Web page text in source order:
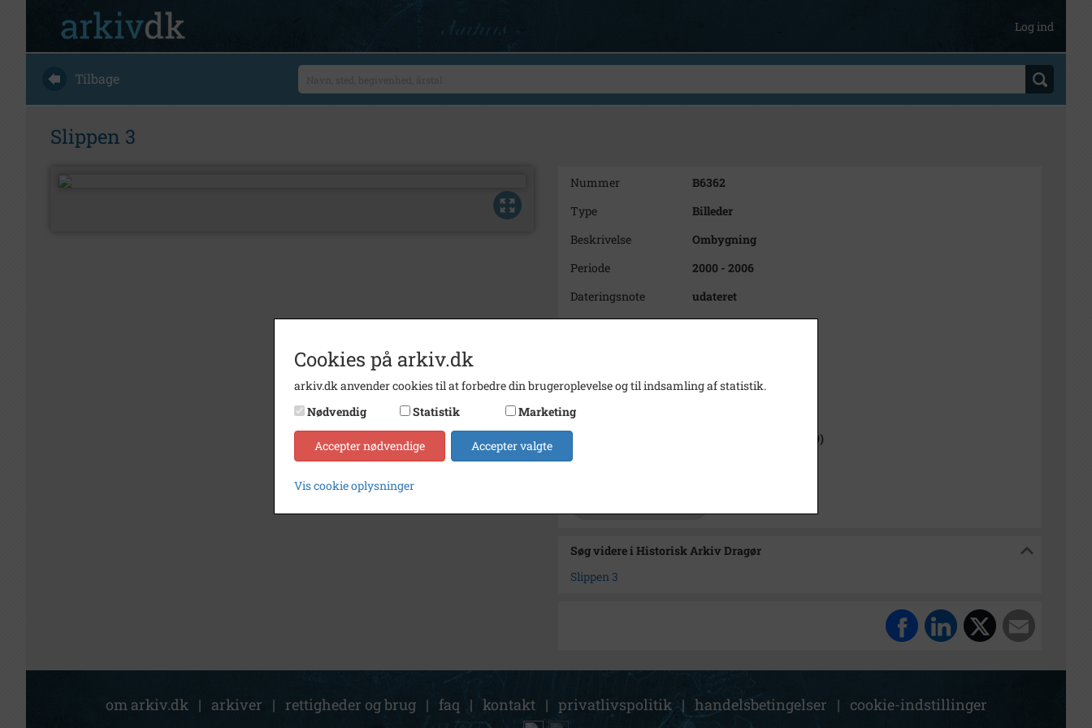
Log ind
Tilbage
Slippen 3
Nummer
B6362
Type
Billeder
Beskrivelse
Ombygning
Periode
2000 - 2006
Dateringsnote
udateret
Fotograf
Ukendt
Se på kort
Type
Enhed
Dragør Sogn (1954-2050)
Arkiv
Søg videre i Historisk Arkiv Dragør
Slippen 3
om arkiv.dk | arkiver | rettigheder og brug | faq | kontakt | privatlivspolitik | handelsbetingelser | cookie-indstillinger
Cookies på arkiv.dk
arkiv.dk anvender cookies til at forbedre din brugeroplevelse og til indsamling af statistik.
Nødvendig
Statistik Marketing
Accepter nødvendige Accepter valgte
Vis cookie oplysninger